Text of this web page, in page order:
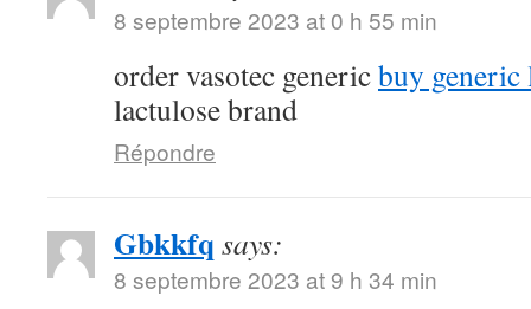
8 septembre 2023 at 0 h 55 min
order vasotec genericbuy generic
lactulose brand
Répondre
Gbkkfq says:
8 septembre 2023 at 9 h 34 min